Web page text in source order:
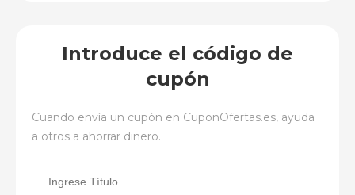
Introduce el código de
cupón
Cuando envía un cupón en CuponOfertas.es, ayuda
a otros a ahorrar dinero.